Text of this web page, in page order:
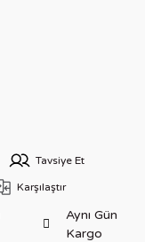
Tavsiye Et
Karşılaştır
Aynı Gün
Kargo